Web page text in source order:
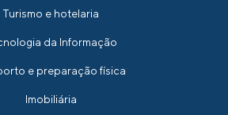
Turismo e hotelaria
da Informação
e preparação física
Imobiliária